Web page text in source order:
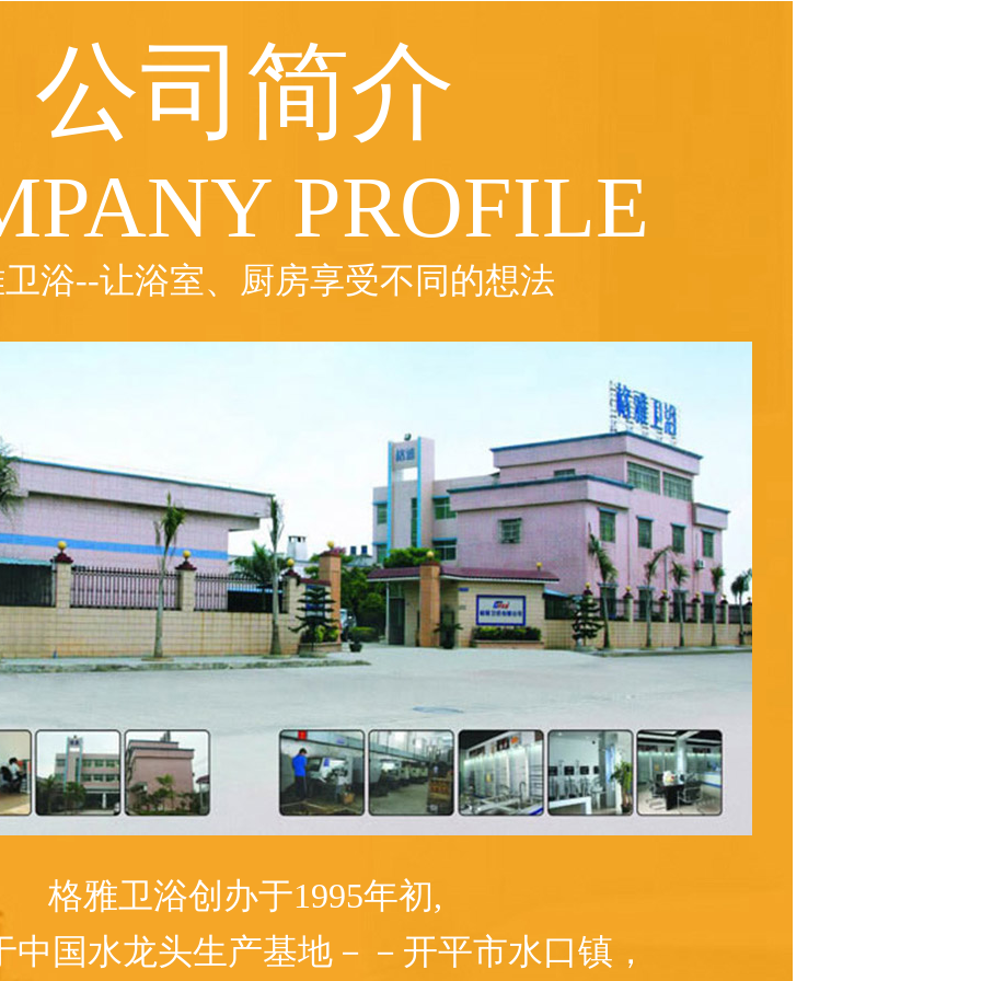
公司简介
PROFILE
浴--让浴室、厨房享受不同的想法
格雅卫浴创办于1995年初,
中国水龙头生产基地－－开平市水口镇，